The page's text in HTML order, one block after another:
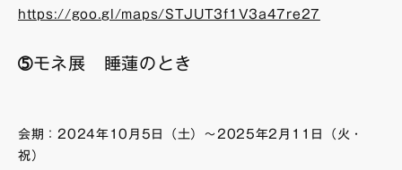
https://goo.gl/maps/STJUT3f1V3a47re27
➄モネ展 睡蓮のとき
会期：2024年10月5日（土）～2025年2月11日（火・
祝）